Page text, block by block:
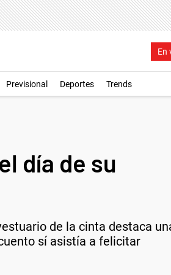
En
Previsional Deportes Trends
día de su
de la cinta destaca
sí asistía a felicitar